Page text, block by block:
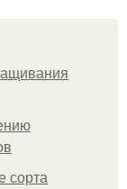
сорта